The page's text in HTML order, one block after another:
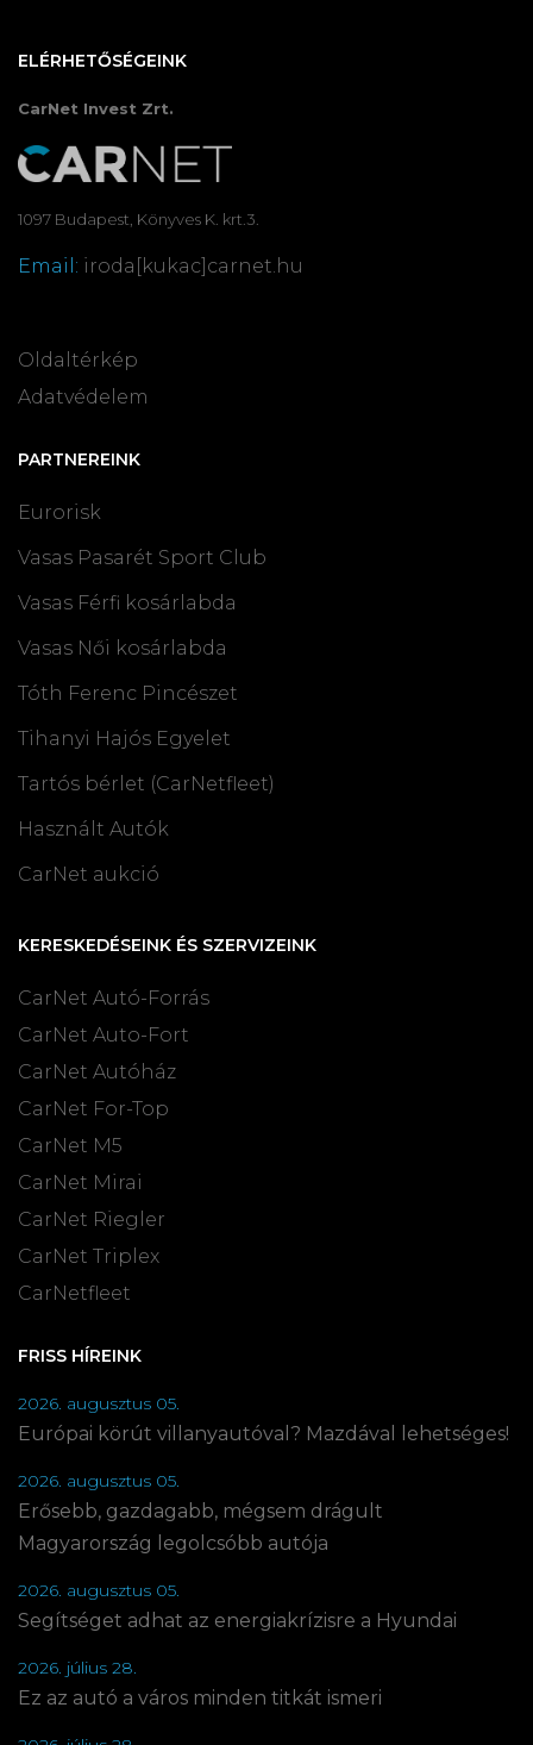
ELÉRHETŐSÉGEINK
CarNet Invest Zrt.
1097 Budapest, Könyves K. krt.3.
Email: iroda[kukac]carnet.hu
Oldaltérkép
Adatvédelem
PARTNEREINK
Eurorisk
Vasas Pasarét Sport Club
Vasas Férfi kosárlabda
Vasas Női kosárlabda
Tóth Ferenc Pincészet
Tihanyi Hajós Egyelet
Tartós bérlet (CarNetfleet)
Használt Autók
CarNet aukció
KERESKEDÉSEINK ÉS SZERVIZEINK
CarNet Autó-Forrás
CarNet Auto-Fort
CarNet Autóház
CarNet For-Top
CarNet M5
CarNet Mirai
CarNet Riegler
CarNet Triplex
CarNetfleet
FRISS HÍREINK
2026. augusztus 05.
Európai körút villanyautóval? Mazdával lehetséges!
2026. augusztus 05.
Erősebb, gazdagabb, mégsem drágult
Magyarország legolcsóbb autója
2026. augusztus 05.
Segítséget adhat az energiakrízisre a Hyundai
2026. július 28.
Ez az autó a város minden titkát ismeri